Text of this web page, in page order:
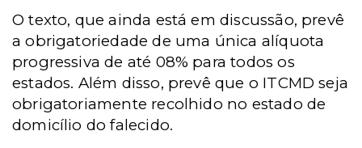
O texto, que ainda está em discussão, prevê
a obrigatoriedade de uma única alíquota
progressiva de até 08% para todos os
estados. Além disso, prevê que o ITCMD seja
obrigatoriamente recolhido no estado de
domicílio do falecido.